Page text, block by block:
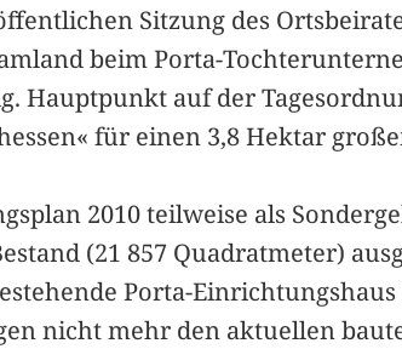
Sitzung des
beim Porta-
auf der
für einen 3,8 Hektar
2010 teilweise als
(21 857 Quadratmeter)
Porta-
nicht mehr den aktuellen